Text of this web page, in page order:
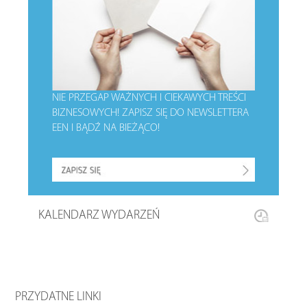
NIE PRZEGAP WAŻNYCH I CIEKAWYCH TREŚCI
BIZNESOWYCH!ZAPISZ SIĘ DO NEWSLETTERA
EEN I BĄDŹ NA BIEŻĄCO!
KALENDARZ WYDARZEŃ
PRZYDATNE LINKI